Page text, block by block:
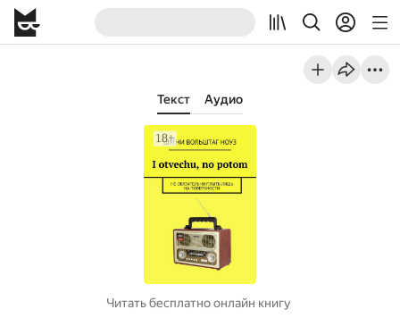
Текст Аудио
Читать бесплатно онлайн книгу